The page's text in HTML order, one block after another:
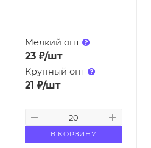
Мелкий опт
23 ₽/шт
Крупный опт
21 ₽/шт
В КОРЗИНУ